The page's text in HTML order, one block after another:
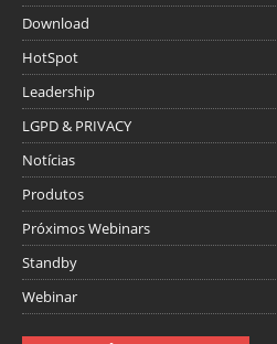
Download
HotSpot
Leadership
LGPD & PRIVACY
Notícias
Produtos
Próximos Webinars
Standby
Webinar